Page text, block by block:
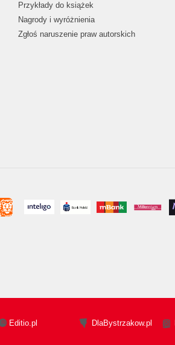
Przykłady do książek
Nagrody i wyróżnienia
Zgłoś naruszenie praw autorskich
Editio.pl DlaBystrzakow.pl